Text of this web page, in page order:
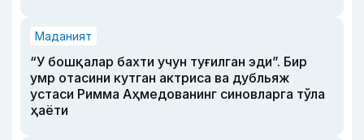
Маданият
“У бошқалар бахти учун туғилган эди”. Бир
умр отасини кутган актриса ва дубльяж
устаси Римма Аҳмедованинг синовларга тўла
ҳаёти